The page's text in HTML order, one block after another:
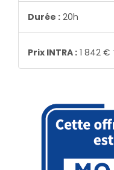
Durée : 20h
Prix INTRA : 1 842 €